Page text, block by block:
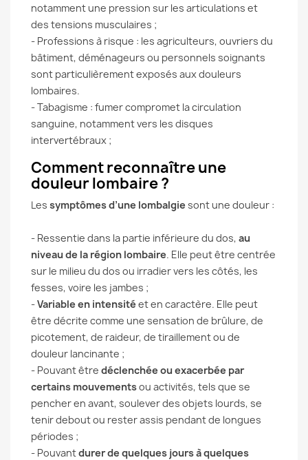
notamment une pression sur les articulations et
des tensions musculaires ;
- Professions à risque : les agriculteurs, ouvriers du
bâtiment, déménageurs ou personnels soignants
sont particulièrement exposés aux douleurs
lombaires.
- Tabagisme : fumer compromet la circulation
sanguine, notamment vers les disques
intervertébraux ;
Comment reconnaître une
douleur lombaire ?
Les symptômes d’une lombalgie sont une douleur :
- Ressentie dans la partie inférieure du dos, au
niveau de la région lombaire. Elle peut être centrée
sur le milieu du dos ou irradier vers les côtés, les
fesses, voire les jambes ;
-Variable en intensité et en caractère. Elle peut
être décrite comme une sensation de brûlure, de
picotement, de raideur, de tiraillement ou de
douleur lancinante ;
- Pouvant être déclenchée ou exacerbée par
certains mouvementsou activités, tels que se
pencher en avant, soulever des objets lourds, se
tenir debout ou rester assis pendant de longues
périodes ;
- Pouvantdurer de quelques jours à quelques